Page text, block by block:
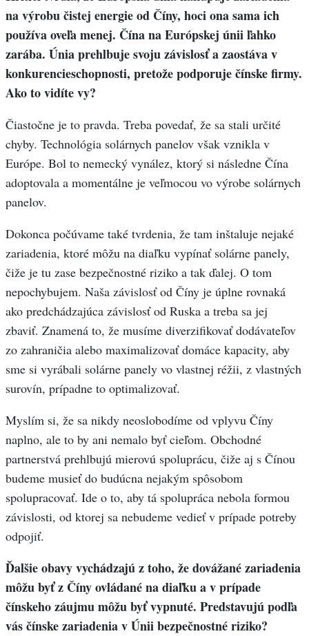
na výrobu čistej energie od Číny, hoci ona sama ich
používa oveľa menej. Čína na Európskej úniiľahko
zarába. Únia prehlbuje svoju závislosť a zaostáva v
konkurencieschopnosti, pretože podporuje čínske firmy.
Ako to vidíte vy?
Čiastočne je to pravda. Treba povedať, že sa stali určité
chyby. Technológia solárnych panelov však vznikla v
Európe. Bol to nemecký vynález, ktorý si následne Čína
adoptovala a momentálne je veľmocou vo výrobe solárnych
panelov.
Dokonca počúvame také tvrdenia, že tam inštaluje nejaké
zariadenia, ktoré môžu na diaľku vypínať solárne panely,
čiže je tu zase bezpečnostné riziko a tak ďalej. O tom
nepochybujem. Naša závislosť od Číny je úplne rovnaká
ako predchádzajúca závislosť od Ruska a treba sa jej
zbaviť. Znamená to, že musíme diverzifikovať dodávateľov
zo zahraničia alebo maximalizovať domáce kapacity, aby
sme si vyrábali solárne panely vo vlastnej réžii, z vlastných
surovín, prípadne to optimalizovať.
Myslím si, že sa nikdy neoslobodíme od vplyvu Číny
naplno, ale to by ani nemalo byť cieľom. Obchodné
partnerstvá prehlbujú mierovú spoluprácu, čiže aj s Čínou
budeme musieť do budúcna nejakým spôsobom
spolupracovať. Ide o to, aby tá spolupráca nebola formou
závislosti, od ktorej sa nebudeme vedieť v prípade potreby
odpojiť.
Ďalšie obavy vychádzajú z toho, že dovážané zariadenia
môžu byť z Číny ovládanéna diaľkua v prípade
čínskeho záujmu môžu byť vypnuté. Predstavujú podľa
vás čínske zariadenia v Únii bezpečnostné riziko?